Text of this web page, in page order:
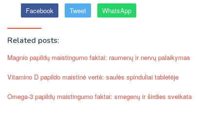
Facebook Tweet WhatsApp
Related posts:
Magnio papildų maistingumo faktai: raumenų ir nervų palaikymas
Vitamino D papildo maistinė vertė: saulės spinduliai tabletėje
Omega-3 papildų maistingumo faktai: smegenų ir širdies sveikata